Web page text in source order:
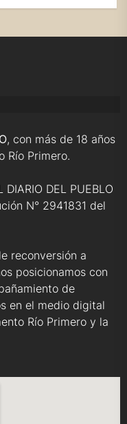
, con más de 18 años
Río Primero.
DEL PUEBLO
N° 2941831 del
reconversión a
posicionamos con
de
en el medio digital
Río Primero y la